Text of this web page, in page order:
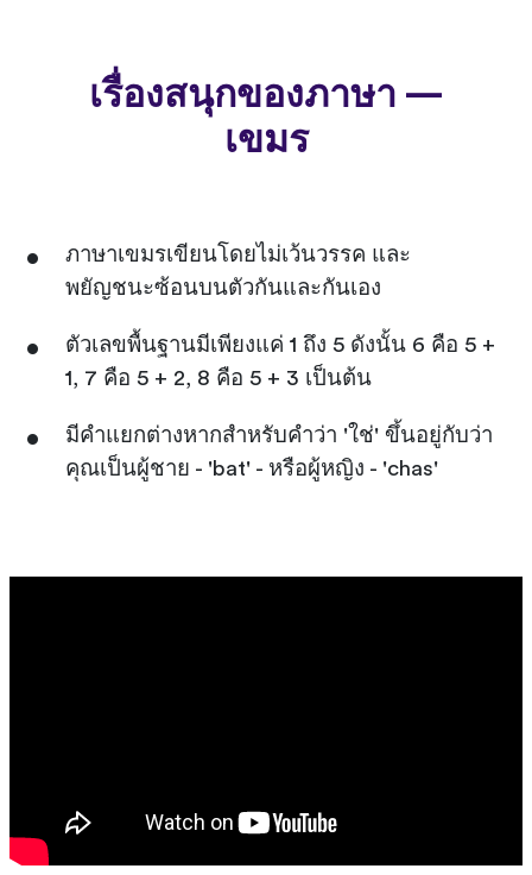
เรื่องสนุกของภาษา —
เขมร
ภาษาเขมรเขียนโดยไม่เว้นวรรค และ
พยัญชนะซ้อนบนตัวกันและกันเอง
ตัวเลขพื้นฐานมีเพียงแค่ 1 ถึง 5 ดังนั้น 6 คือ 5 +
1, 7 คือ 5 + 2, 8 คือ 5 + 3 เป็นต้น
มีคำแยกต่างหากสำหรับคำว่า 'ใช่' ขึ้นอยู่กับว่า
คุณเป็นผู้ชาย - 'bat' - หรือผู้หญิง - 'chas'